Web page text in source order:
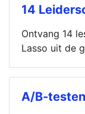
14
Ontvang 14
Lasso uit de
A/B-testen